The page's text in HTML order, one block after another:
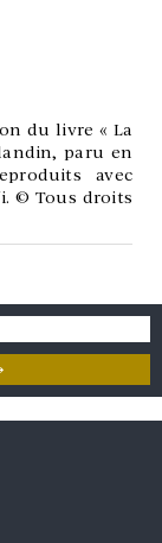
du livre « La
paru en
avec
© Tous droits